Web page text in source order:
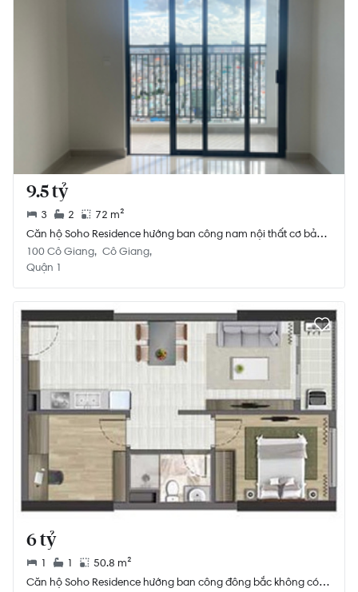
9.5 tỷ
3 2
72 m²
Căn hộ Soho Residence hướng ban công nam nội thất cơ bản
diện tích 72m²
100 Cô Giang Cô Giang
Quận 1
6 tỷ
1 1
50.8 m²
Căn hộ Soho Residence hướng ban công đông bắc không có